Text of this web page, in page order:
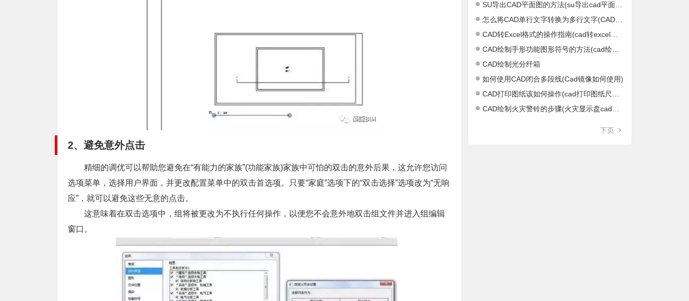
2、避免意外点击
精细的调优可以帮助您避免在“有能力的家族”(功能家族)家族中可怕的双击的意外后果，这允许您访问
选项菜单，选择用户界面，并更改配置菜单中的双击首选项。只要“家庭”选项下的“双击选择”选项改为“无响
应”，就可以避免这些无意的点击。
这意味着在双击选项中，组将被更改为不执行任何操作，以便您不会意外地双击组文件并进入组编辑
窗口。
SU导出CAD平面图的方法(su导出cad平面图不正)
怎么将CAD单行文字转换为多行文字(CAD单行文字怎么结束)
CAD转Excel格式的操作指南(cad转excel软件)
CAD绘制手形功能图形符号的方法(cad绘制距形)
CAD绘制光分纤箱
如何使用CAD闭合多段线(Cad镜像如何使用)
CAD打印图纸该如何操作(cad打印图纸尺寸设置)
CAD绘制火灾警铃的步骤(火灾显示盘cad图标)
下页